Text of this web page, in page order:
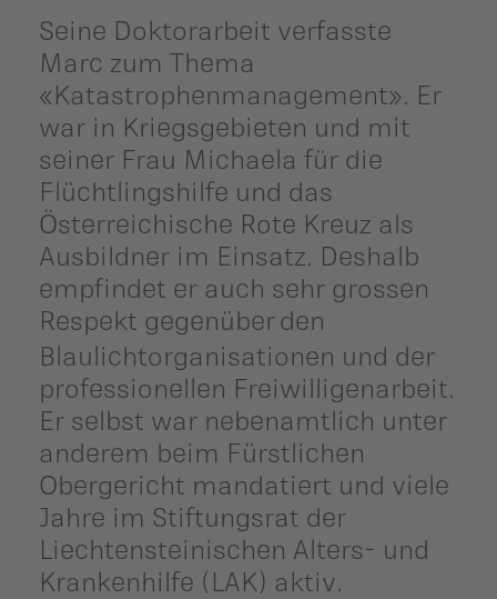
Seine Doktorarbeit verfasste
Marc zum Thema
«Katastrophenmanagement». Er
war in Kriegsgebieten und mit
seiner Frau Michaela für die
Flüchtlingshilfe und das
Österreichische Rote Kreuz als
Ausbildner im Einsatz. Deshalb
empfindet er auch sehr grossen
Respekt gegenüberden
Blaulichtorganisationen und der
professionellen Freiwilligenarbeit.
Er selbst war nebenamtlich unter
anderem beim Fürstlichen
Obergericht mandatiert und viele
Jahre im Stiftungsrat der
Liechtensteinischen Alters- und
Krankenhilfe (LAK) aktiv.